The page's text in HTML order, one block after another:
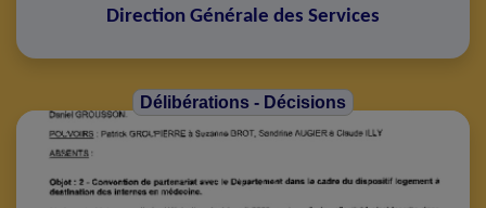
Direction Générale des Services
Délibérations - Décisions